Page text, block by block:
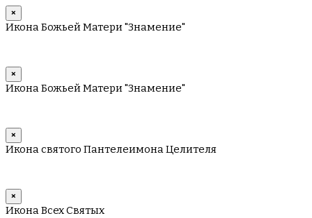
×
Икона Божьей Матери "Знамение"
×
Икона Божьей Матери "Знамение"
×
Икона святого Пантелеимона Целителя
×
Икона Всех Святых